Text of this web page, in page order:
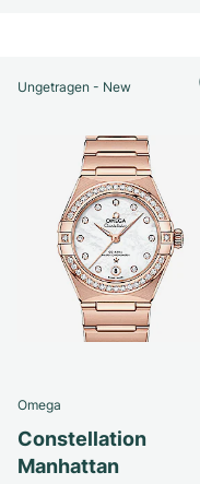
Ungetragen - New
Omega
Constellation
Manhattan